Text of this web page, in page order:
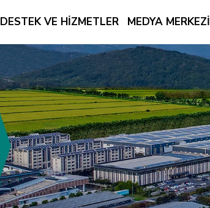
DESTEK VE HIZMETLER MEDYA MERKEZI